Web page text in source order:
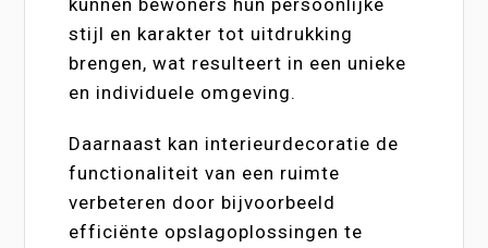
stijl en karakter tot uitdrukking
brengen, wat resulteert in een unieke
en individuele omgeving.
Daarnaast kan interieurdecoratie de
functionaliteit van een ruimte
verbeteren door bijvoorbeeld
efficiënte opslagoplossingen te